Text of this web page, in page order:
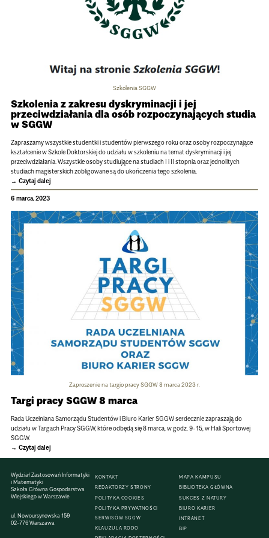
Szkolenia SGGW
Szkolenia z zakresu dyskryminacji i jej
przeciwdziałania dla osób rozpoczynających studia
w SGGW
Zapraszamy wszystkie studentki i studentów pierwszego roku oraz osoby rozpoczynające
kształcenie w Szkole Doktorskiej do udziału w szkoleniu na temat dyskryminacji i jej
przeciwdziałania. Wszystkie osoby studiujące na studiach I i II stopnia oraz jednolitych
studiach magisterskich zobligowane są do ukończenia tego szkolenia.
Czytaj dalej
6 marca, 2023
Zaproszenie na targio pracy SGGW 8 marca 2023 r.
Targi pracy SGGW 8 marca
Rada Uczelniana Samorządu Studentów i Biuro Karier SGGW serdecznie zapraszają do
udziału w Targach Pracy SGGW, które odbędą się 8 marca, w godz. 9-15, w Hali Sportowej
SGGW.
Czytaj dalej
Wydział Zastosowań Informatyki
i Matematyki
Szkoła Główna Gospodarstwa
Wiejskiego w Warszawie
ul. Nowoursynowska 159
02-776 Warszawa
KONTAKT
REDAKTORZY STRONY
POLITYKA COOKIES
POLITYKA PRYWATNOŚCI
SERWISÓW SGGW
KLAUZULA RODO
MAPA KAMPUSU
BIBLIOTEKA GŁÓWNA
SUKCES Z NATURY
BIURO KARIER
INTRANET
BIP